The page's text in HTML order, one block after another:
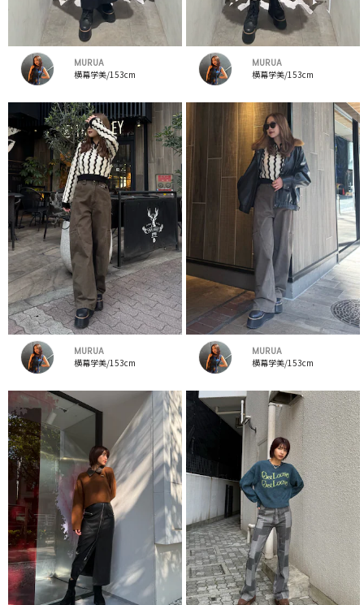
MURUA
横幕学美/153cm
MURUA
横幕学美/153cm
MURUA
横幕学美/153cm
MURUA
横幕学美/153cm